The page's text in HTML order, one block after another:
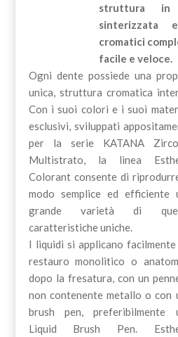
struttura in
cromatici
facile e veloce.
Ogni dente possiede una
unica, struttura cromatica
Con i suoi colori e i suoi
esclusivi, sviluppati
per la serie KATANA
Multistrato, la linea
Colorant consente di
modo semplice ed efficiente
grande varietà di
caratteristiche uniche.
I liquidi si applicano facilmente
restauro monolitico o
dopo la fresatura, con un
non contenente metallo o con
brush pen, preferibilmente
Liquid Brush Pen.